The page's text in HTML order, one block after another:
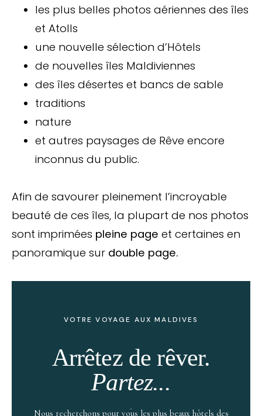
les plus belles photos aériennes des îles
et Atolls
une nouvelle sélection d’Hôtels
de nouvelles îles Maldiviennes
des îles désertes et bancs de sable
traditions
nature
et autres paysages de Rêve encore
inconnus du public.
Afin de savourer pleinement l’incroyable
beauté de ces îles, la plupart de nos photos
sont imprimées pleine page et certaines en
panoramique sur double page.
VOTRE VOYAGE AUX MALDIVES
Arrêtez de rêver.
Partez...
Nous recherchons pour vous les plus beaux hôtels des